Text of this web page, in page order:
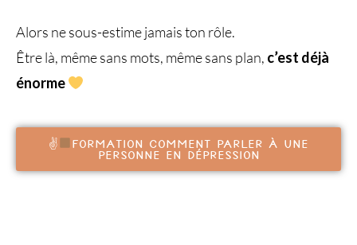
Alors ne sous-estime jamais ton rôle.
Être là, même sans mots, même sans plan, c’est déjà
énorme
✌
Formation comment parler à une
personne en dépression